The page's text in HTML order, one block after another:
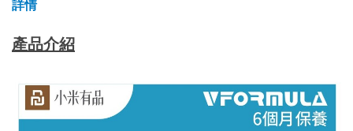
詳情
產品介紹